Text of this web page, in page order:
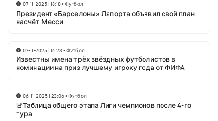
07-11-2025 | 18:18•Футбол
Президент «Барселоны» Лапорта объявил свой план
насчёт Месси
07-11-2025 | 16:23 •Футбол
Известны имена трёх звёздных футболистов в
номинации на приз лучшему игроку года от ФИФА
06-11-2025 | 23:06•Футбол
🚨Таблица общего этапа Лиги чемпионов после 4-го
тура